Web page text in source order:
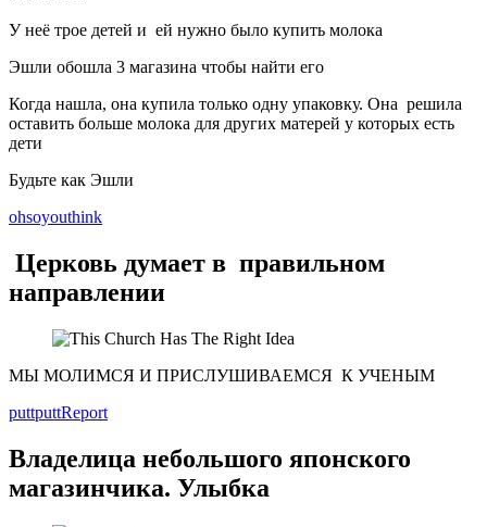
У неё трое детей и ей нужно было купить молока
Эшли обошла 3 магазина чтобы найти его
Когда нашла, она купила только одну упаковку. Она решила
оставить больше молока для других матерей у которых есть
дети
Будьте как Эшли
ohsoyouthink
Церковь думает в правильном
направлении
МЫ МОЛИМСЯ И ПРИСЛУШИВАЕМСЯ К УЧЕНЫМ
puttputtReport
Владелица небольшого японского
магазинчика. Улыбка